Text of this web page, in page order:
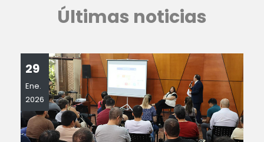
Últimas noticias
29
Ene.
2026